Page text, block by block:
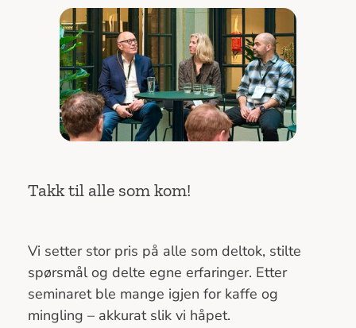
Takk til alle som kom!
Vi setter stor pris på alle som deltok, stilte
spørsmål og delte egne erfaringer. Etter
seminaret ble mange igjen for kaffe og
mingling – akkurat slik vi håpet.